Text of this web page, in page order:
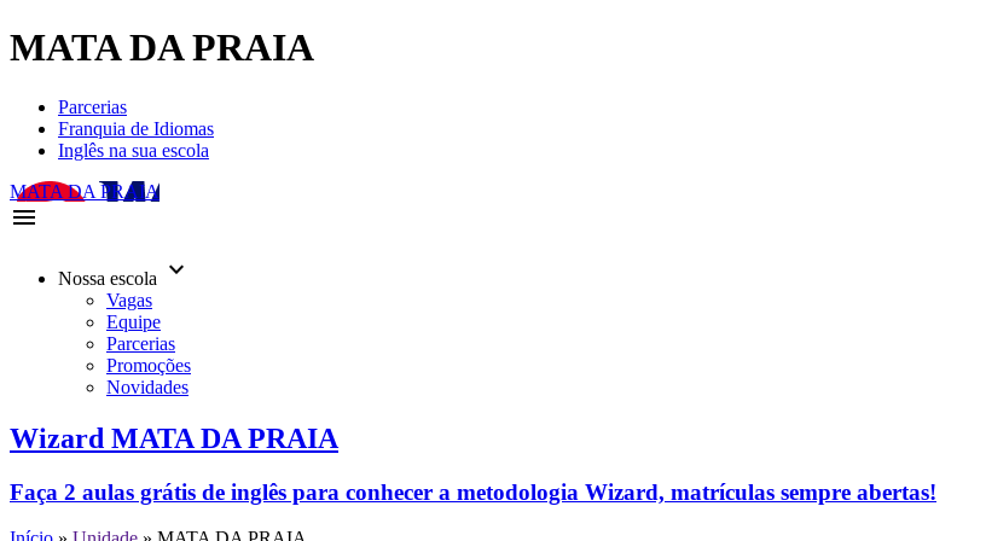
MATA DA PRAIA
Parcerias
Franquia de Idiomas
Inglês na sua escola
MATA DA PRAIA
menu
Nossa escola keyboard_arrow_down
Vagas
Equipe
Parcerias
Promoções
Novidades
Wizard MATA DA PRAIA
Faça 2 aulas grátis de inglês para conhecer a metodologia Wizard, matrículas sempre abertas!